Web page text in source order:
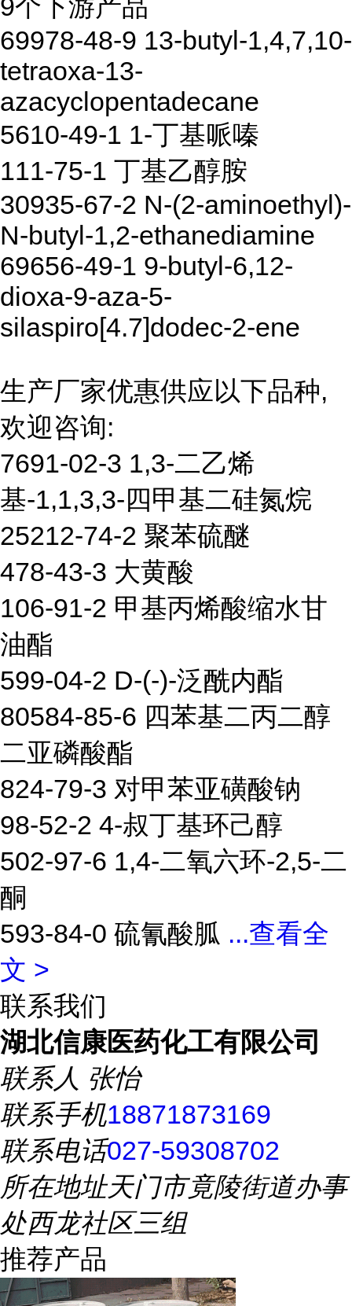
9个下游产品
69978-48-9 13-butyl-1,4,7,10-
tetraoxa-13-
azacyclopentadecane
5610-49-1 1-丁基哌嗪
111-75-1 丁基乙醇胺
30935-67-2 N-(2-aminoethyl)-
N-butyl-1,2-ethanediamine
69656-49-1 9-butyl-6,12-
dioxa-9-aza-5-
silaspiro[4.7]dodec-2-ene
生产厂家优惠供应以下品种,
欢迎咨询:
7691-02-3 1,3-二乙烯
基-1,1,3,3-四甲基二硅氮烷
25212-74-2 聚苯硫醚
478-43-3 大黄酸
106-91-2 甲基丙烯酸缩水甘
油酯
599-04-2 D-(-)-泛酰内酯
80584-85-6 四苯基二丙二醇
二亚磷酸酯
824-79-3 对甲苯亚磺酸钠
98-52-2 4-叔丁基环己醇
502-97-6 1,4-二氧六环-2,5-二
酮
593-84-0 硫氰酸胍 ...查看全
文 >
联系我们
湖北信康医药化工有限公司
联系人 张怡
联系手机18871873169
联系电话027-59308702
所在地址天门市竟陵街道办事
处西龙社区三组
推荐产品